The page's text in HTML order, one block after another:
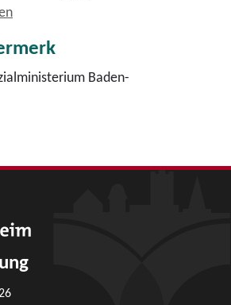
Baden-